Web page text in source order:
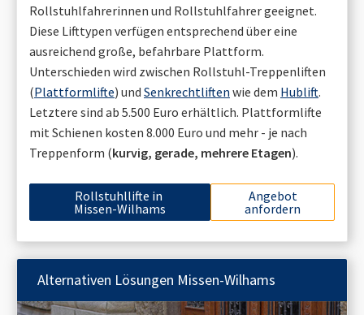
Rollstuhlfahrerinnen und Rollstuhlfahrer geeignet.
Diese Lifttypen verfügen entsprechend über eine
ausreichend große, befahrbare Plattform.
Unterschieden wird zwischen Rollstuhl-Treppenliften
(Plattformlifte) und Senkrechtliften wie dem Hublift.
Letztere sind ab 5.500 Euro erhältlich. Plattformlifte
mit Schienen kosten 8.000 Euro und mehr - je nach
Treppenform (kurvig, gerade, mehrere Etagen).
Rollstuhllifte in
Missen-Wilhams
Angebot
anfordern
Alternativen Lösungen Missen-Wilhams